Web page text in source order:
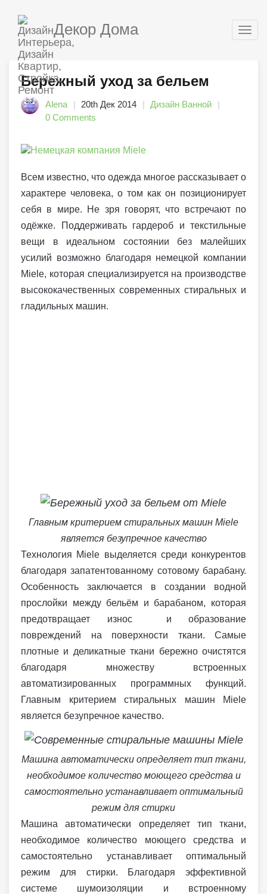
Декор Дома
Бережный уход за бельем
Alena 20th Дек 2014
Дизайн Ванной
0 Comments
Всем известно, что одежда многое рассказывает о
характере человека, о том как он позиционирует
себя в мире. Не зря говорят, что встречают по
одёжке. Поддерживать гардероб и текстильные
вещи в идеальном состоянии без малейших
усилий возможно благодаря немецкой компании
Miele, которая специализируется на производстве
высококачественных современных стиральных и
гладильных машин.
Главным критерием стиральных машин Miele
является безупречное качество
Технология Miele выделяется среди конкурентов
благодаря запатентованному сотовому барабану.
Особенность заключается в создании водной
прослойки между бельём и барабаном, которая
предотвращает износ и образование
повреждений на поверхности ткани. Самые
плотные и деликатные ткани бережно очистятся
благодаря множеству встроенных
автоматизированных программных функций.
Главным критерием стиральных машин Miele
является безупречное качество.
Машина автоматически определяет тип ткани,
необходимое количество моющего средства и
самостоятельно устанавливает оптимальный
режим для стирки
Машина автоматически определяет тип ткани,
необходимое количество моющего средства и
самостоятельно устанавливает оптимальный
режим для стирки. Благодаря эффективной
системе шумоизоляции и встроенному